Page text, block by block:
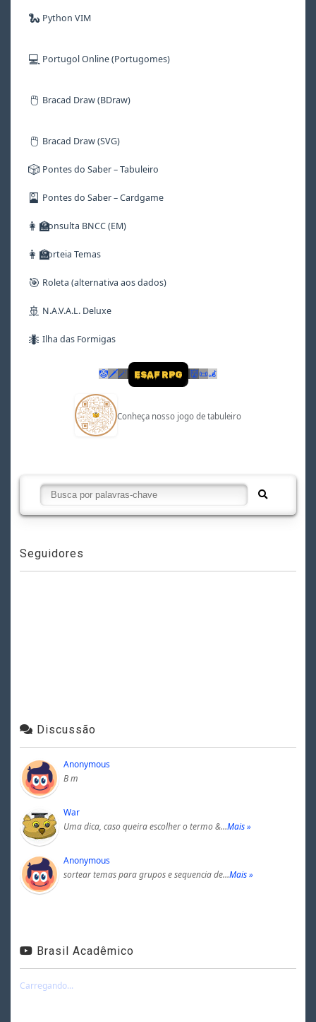
🐍 Python VIM
💻 Portugol Online (Portugomes)
🖱️ Bracad Draw (BDraw)
🖱️ Bracad Draw (SVG)
🎲 Pontes do Saber – Tabuleiro
🎴 Pontes do Saber – Cardgame
👩‍🏫Consulta BNCC (EM)
👩‍🏫Sorteia Temas
🎯 Roleta (alternativa aos dados)
🚢 N.A.V.A.L. Deluxe
🐜 Ilha das Formigas
🤡 🗡🪄 ESAF RPG 👹📜🦼
Conheça nosso jogo de tabuleiro
Seguidores
Discussão
Anonymous
B m
War
Uma dica, caso queira escolher o termo &…Mais »
Anonymous
sortear temas para grupos e sequencia de…Mais »
Brasil Acadêmico
Carregando...